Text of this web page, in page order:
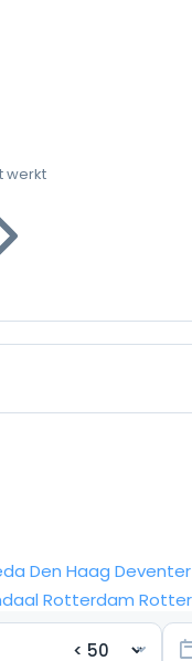
werkt
Den Haag Deventer
Rotterdam